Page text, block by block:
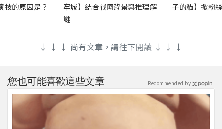
技的原因是？
牢城】結合戰國背景與推理解
謎
子的貓】掀粉
↓ ↓ ↓ 尚有文章，請往下閱讀 ↓ ↓ ↓
您也可能喜歡這些文章 Recommended by